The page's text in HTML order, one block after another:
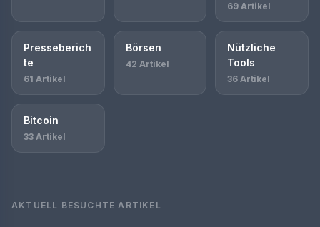
69 Artikel
Presseberich
te
61 Artikel
Börsen
42 Artikel
Nützliche
Tools
36 Artikel
Bitcoin
33 Artikel
AKTUELL BESUCHTE ARTIKEL